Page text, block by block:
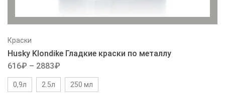
Краски
Husky Klondike Гладкие краски по металлу
616₽ – 2883₽
0,9л 2.5л 250 мл